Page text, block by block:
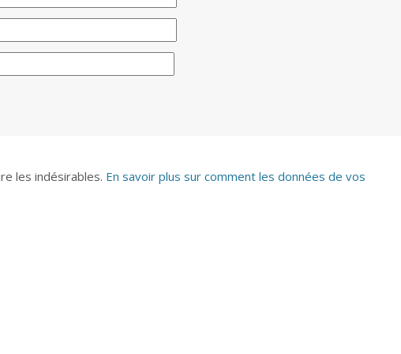
les indésirables. En savoir plus sur comment les données de vos